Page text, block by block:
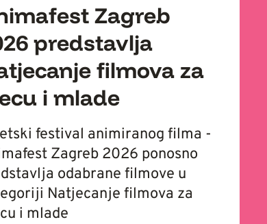
Zagreb
predstavlja
filmova za
i mlade
festival animiranog filma -
Zagreb 2026 ponosno
odabrane filmove u
Natjecanje filmova za
i mlade